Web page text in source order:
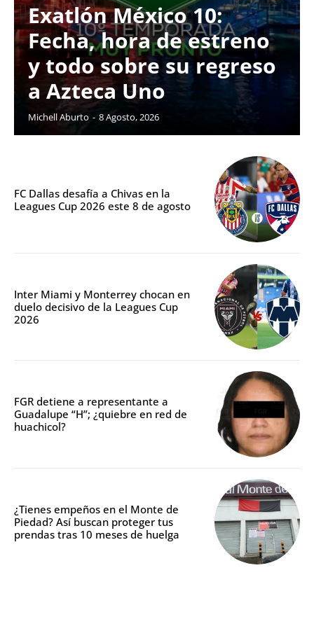
Exatlón México 10:
Fecha, hora de estreno
y todo sobre su regreso
a Azteca Uno
Michell Aburto - 8 Agosto, 2026
FC Dallas desafía a Chivas en la
Leagues Cup 2026 este 8 de agosto
Inter Miami y Monterrey chocan en
duelo decisivo de la Leagues Cup
2026
FGR detiene a representante a
Guadalupe “H”; ¿quiebre en red de
huachicol?
¿Tienes empeños en el Monte de
Piedad? Así buscan proteger tus
prendas tras 10 meses de huelga